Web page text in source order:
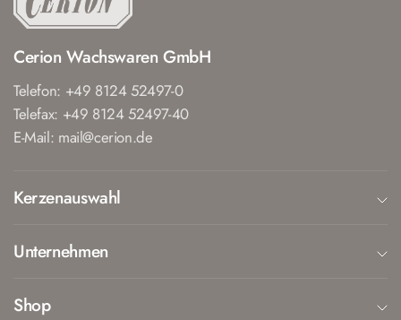
Cerion Wachswaren GmbH
Telefon: +49 8124 52497-0
Telefax: +49 8124 52497-40
E-Mail: mail@cerion.de
Kerzenauswahl
Unternehmen
Shop